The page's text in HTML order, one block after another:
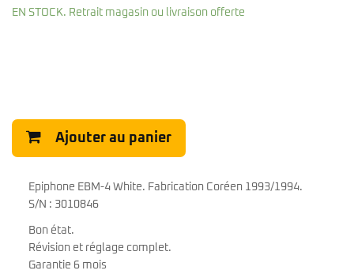
EN STOCK. Retrait magasin ou livraison offerte
Ajouter au panier
Epiphone EBM-4 White. Fabrication Coréen 1993/1994.
S/N : 3010846
Bon état.
Révision et réglage complet.
Garantie 6 mois